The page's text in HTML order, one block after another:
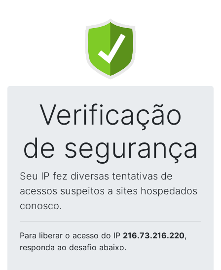
Verificação
de segurança
Seu IP fez diversas tentativas de
acessos suspeitos a sites hospedados
conosco.
Para liberar o acesso do IP 216.73.216.220,
responda ao desafio abaixo.